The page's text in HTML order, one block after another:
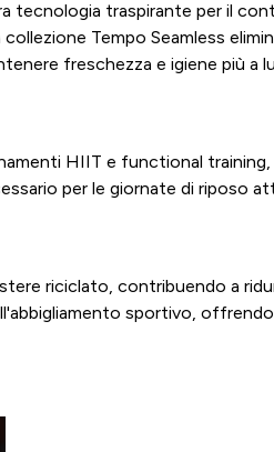
tecnologia traspirante per il
Tempo Seamless
freschezza e igiene più a
HIIT e functional
per le giornate di riposo
riciclato, contribuendo a
sportivo,